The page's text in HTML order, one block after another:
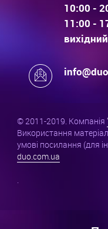
10:00 -
11:00 -
© 2011-2019. Компанія
Використання
умові посилання (для
duo.com.ua
.